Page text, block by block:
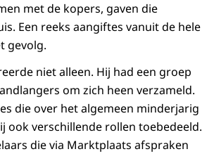
met de kopers, gaven die
Een reeks aangiftes vanuit de hele
gevolg.
niet alleen. Hij had een groep
om zich heen verzameld.
die over het algemeen minderjarig
ook verschillende rollen toebedeeld.
die via Marktplaats afspraken